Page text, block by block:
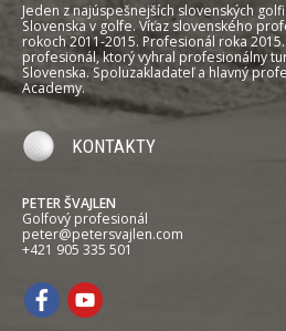
Jeden z najúspešnejších slovenských
Slovenska v golfe. Víťaz slovenského
rokoch 2011-2015. Profesionál roka
profesionál, ktorý vyhral profesionálny
Slovenska. Spoluzakladateľ a hlavný
Academy.
KONTAKTY
PETER ŠVAJLEN
Golfový profesionál
peter@petersvajlen.com
+421 905 335 501